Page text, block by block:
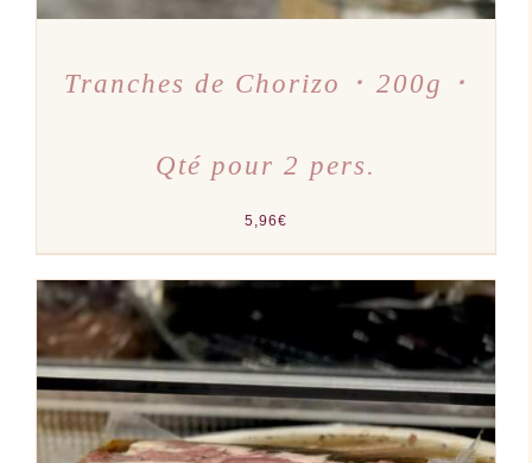
Tranches de Chorizo ･ 200g ･
Qté pour 2 pers.
5,96€